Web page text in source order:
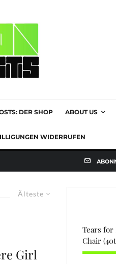
DER SHOP ABOUT US
WIDERRUFEN
Älteste
Girl
Tears for
Chair